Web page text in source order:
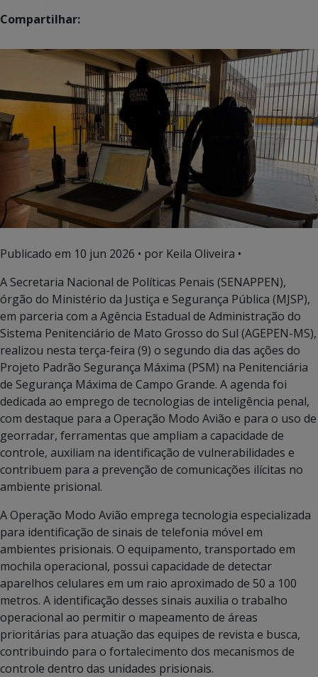
Compartilhar:
Publicado em 10 jun 2026 • por Keila Oliveira •
A Secretaria Nacional de Políticas Penais (SENAPPEN),
órgão do Ministério da Justiça e Segurança Pública (MJSP),
em parceria com a Agência Estadual de Administração do
Sistema Penitenciário de Mato Grosso do Sul (AGEPEN-MS),
realizou nesta terça-feira (9) o segundo dia das ações do
Projeto Padrão Segurança Máxima (PSM) na Penitenciária
de Segurança Máxima de Campo Grande. A agenda foi
dedicada ao emprego de tecnologias de inteligência penal,
com destaque para a Operação Modo Avião e para o uso de
georradar, ferramentas que ampliam a capacidade de
controle, auxiliam na identificação de vulnerabilidades e
contribuem para a prevenção de comunicações ilícitas no
ambiente prisional.
A Operação Modo Avião emprega tecnologia especializada
para identificação de sinais de telefonia móvel em
ambientes prisionais. O equipamento, transportado em
mochila operacional, possui capacidade de detectar
aparelhos celulares em um raio aproximado de 50 a 100
metros. A identificação desses sinais auxilia o trabalho
operacional ao permitir o mapeamento de áreas
prioritárias para atuação das equipes de revista e busca,
contribuindo para o fortalecimento dos mecanismos de
controle dentro das unidades prisionais.